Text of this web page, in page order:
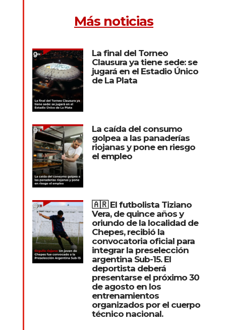
Más noticias
La final del Torneo
Clausura ya tiene sede: se
jugará en el Estadio Único
de La Plata
La caída del consumo
golpea a las panaderías
riojanas y pone en riesgo
el empleo
🇦🇷 El futbolista Tiziano
Vera, de quince años y
oriundo de la localidad de
Chepes, recibió la
convocatoria oficial para
integrar la preselección
argentina Sub-15. El
deportista deberá
presentarse el próximo 30
de agosto en los
entrenamientos
organizados por el cuerpo
técnico nacional.